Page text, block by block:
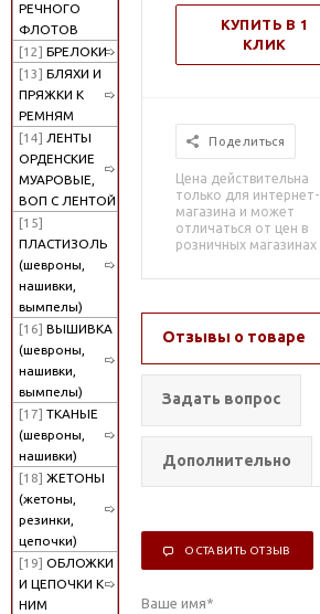
РЕЧНОГО
ФЛОТОВ
[12] БРЕЛОКИ
[13] БЛЯХИ И
ПРЯЖКИ К
РЕМНЯМ
[14] ЛЕНТЫ
ОРДЕНСКИЕ
МУАРОВЫЕ,
ВОП С ЛЕНТОЙ
[15]
ПЛАСТИЗОЛЬ
(шевроны,
нашивки,
вымпелы)
[16] ВЫШИВКА
(шевроны,
нашивки,
вымпелы)
[17] ТКАНЫЕ
(шевроны,
нашивки)
[18] ЖЕТОНЫ
(жетоны,
резинки,
цепочки)
[19] ОБЛОЖКИ
И ЦЕПОЧКИ К
НИМ
КУПИТЬ В 1
КЛИК
Поделиться
Цена действительна
только для интернет-
магазина и может
отличаться от цен в
розничных магазинах
Отзывы о товаре
Задать вопрос
Дополнительно
ОСТАВИТЬ ОТЗЫВ
Ваше имя*